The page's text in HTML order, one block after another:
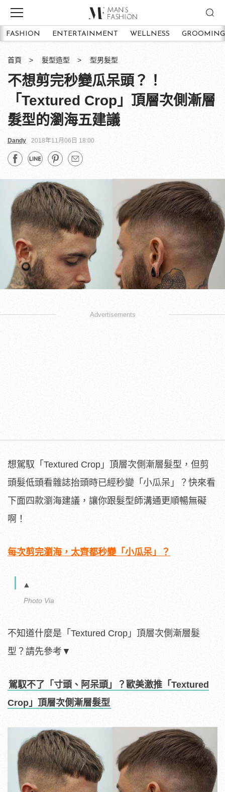
FASHION ENTERTAINMENT WELLNESS GROOMING
首頁 髮型造型 型男髮型
不想剪完秒變瓜呆頭？！
「Textured Crop」頂層次側漸層
髮型的瀏海五建議
Dandy 2018年11月06日 18:00
Advertisements
想駕馭「Textured Crop」頂層次側漸層髮型，但剪
頭髮低頭看雜誌抬頭時已經秒變「小瓜呆」？快來看
下面四款瀏海建議，讓你跟髮型師溝通更順暢無礙
啊！
每次剪完瀏海，太齊都秒變「小瓜呆」？
▲
Photo Via
不知道什麼是「Textured Crop」頂層次側漸層髮
型？請先參考▼
駕馭不了「寸頭、阿呆頭」？歐美激推「Textured
Crop」頂層次側漸層髮型